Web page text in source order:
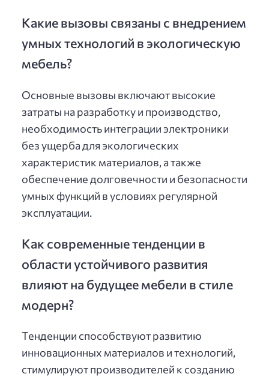
Какие вызовы связаны с внедрением
умных технологий в экологическую
мебель?
Основные вызовы включают высокие
затраты на разработку и производство,
необходимость интеграции электроники
без ущерба для экологических
характеристик материалов, а также
обеспечение долговечности и безопасности
умных функций в условиях регулярной
эксплуатации.
Как современные тенденции в
области устойчивого развития
влияют на будущее мебели в стиле
модерн?
Тенденции способствуют развитию
инновационных материалов и технологий,
стимулируют производителей к созданию